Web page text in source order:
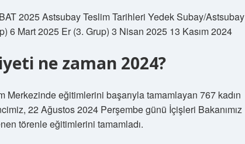
2025 Astsubay Teslim Tarihleri ​​Yedek Subay/Astsubay
6 Mart 2025 Er (3. Grup) 3 Nisan 2025 13 Kasım 2024
ne zaman 2024?
eğitimlerini başarıyla tamamlayan 767 kadın
22 Ağustos 2024 Perşembe günü İçişleri Bakanımız
törenle eğitimlerini tamamladı.